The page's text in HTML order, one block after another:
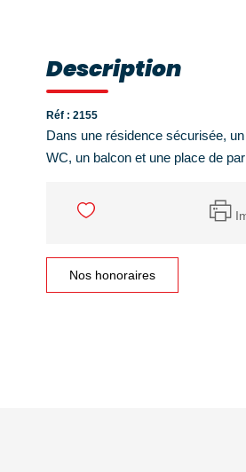
Description
Réf : 2155
Dans une résidence sécurisée,
WC, un balcon et une place de
Nos honoraires